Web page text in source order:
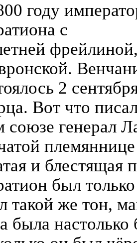
году
с
2
Вот что
союзе генерал
и блестящая
был
такой же тон,
была настолько